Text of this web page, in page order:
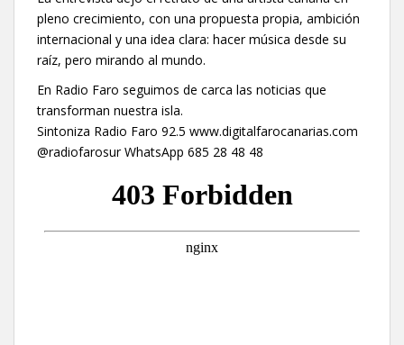
pleno crecimiento, con una propuesta propia, ambición
internacional y una idea clara: hacer música desde su
raíz, pero mirando al mundo.
En Radio Faro seguimos de carca las noticias que
transforman nuestra isla.
Sintoniza Radio Faro 92.5 www.digitalfarocanarias.com
@radiofarosur WhatsApp 685 28 48 48